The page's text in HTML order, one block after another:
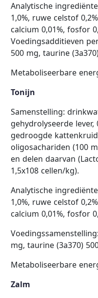
Analytische
1,0%, ruwe celstof
calcium 0,01%, fosfor
Voedingsadditieven
500 mg, taurine
Metaboliseerbare
Tonijn
Samenstelling:
gehydrolyseerde lever,
gedroogde
oligosachariden (100
en delen daarvan
1,5x108 cellen/kg).
Analytische
1,0%, ruwe celstof
calcium 0,01%, fosfor
mg, taurine (3a370)
Metaboliseerbare
Zalm